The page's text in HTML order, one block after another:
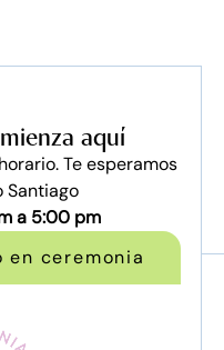
aquí
Te esperamos
Santiago
a 5:00 pm
en ceremonia